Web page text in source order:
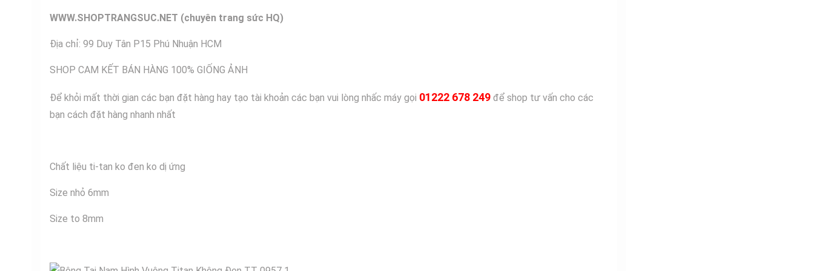
WWW.SHOPTRANGSUC.NET (chuyên trang sức HQ)
Địa chỉ: 99 Duy Tân P15 Phú Nhuận HCM
SHOP CAM KẾT BÁN HÀNG 100% GIỐNG ẢNH
Để khỏi mất thời gian các bạn đặt hàng hay tạo tài khoản các bạn vui lòng nhấc máy gọi 01222 678 249 để shop tư vấn cho các
bạn cách đặt hàng nhanh nhất
Chất liệu ti-tan ko đen ko dị ứng
Size nhỏ 6mm
Size to 8mm